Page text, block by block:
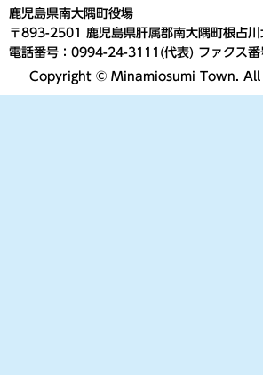
鹿児島県南大隅町役場
〒893-2501 鹿児島県肝属郡南大隅町根占
電話番号：0994-24-3111(代表) ファクス
Copyright © Minamiosumi Town. All